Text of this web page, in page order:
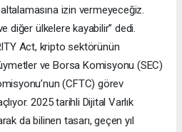
izin vermeyeceğiz.
diğer ülkelere kayabilir” dedi.
Act, kripto sektörünün
ve Borsa Komisyonu (SEC)
(CFTC) görev
2025 tarihli Dijital Varlık
da bilinen tasarı, geçen yıl